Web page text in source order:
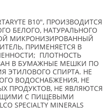
B10", ПРОИЗВОДИТСЯ
БЕЛОГО, НАТУРАЛЬНОГО
МИКРОНИЗИРОВАННЫЙ
ПРИМЕНЯЕТСЯ В
ПЛОТНОСТЬ
В БУМАЖНЫЕ МЕШКИ ПО
ЭТИЛОВОГО СПИРТА. НЕ
ВОДОСНАБЖЕНИЯ, НЕ
ПРОДУКТОВ, НЕ ЯВЛЯЮТСЯ
С ПИЩЕВЫМИ
SPECIALTY MINERALS